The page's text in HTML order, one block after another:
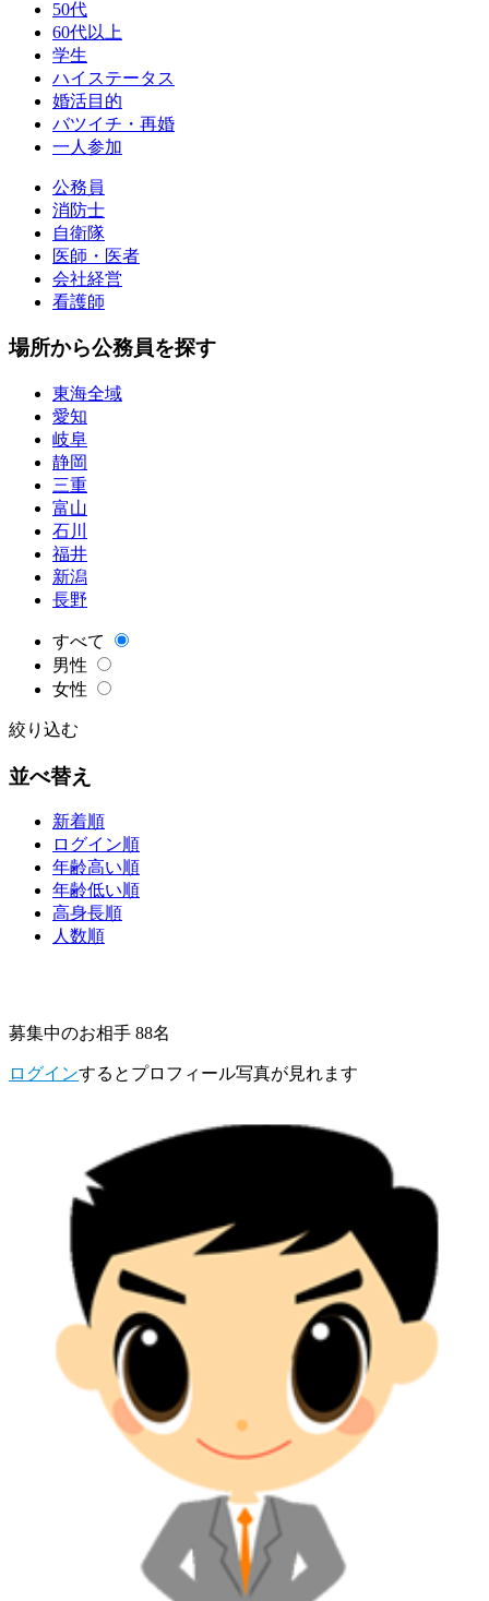
50代
60代以上
学生
ハイステータス
婚活目的
バツイチ・再婚
一人参加
公務員
消防士
自衛隊
医師・医者
会社経営
看護師
場所から公務員を探す
東海全域
愛知
岐阜
静岡
三重
富山
石川
福井
新潟
長野
すべて
男性
女性
絞り込む
並べ替え
新着順
ログイン順
年齢高い順
年齢低い順
高身長順
人数順
募集中のお相手 88名
ログインするとプロフィール写真が見れます